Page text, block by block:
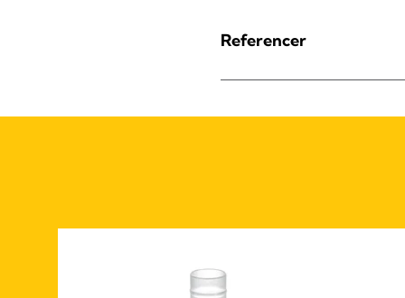
Referencer